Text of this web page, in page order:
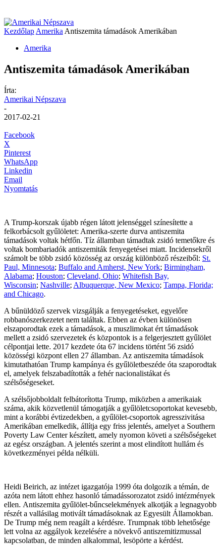
Kezdőlap Amerika Antiszemita támadások Amerikában
Amerika
Antiszemita támadások Amerikában
Írta:
Amerikai Népszava
-
2017-02-21
Facebook
X
Pinterest
WhatsApp
Linkedin
Email
Nyomtatás
A Trump-korszak újabb régen látott jelenséggel színesítette a
felkorbácsolt gyűlöletet: Amerika-szerte durva antiszemita
támadások voltak hétfőn. Tíz államban támadtak zsidó temetőkre és
voltak bombariadók antiszemiták fenyegetései miatt. Incidensekről
számolt be több zsidó közösség az ország különböző részeiből: St.
Paul, Minnesota; Buffalo and Amherst, New York; Birmingham,
Alabama; Houston; Cleveland, Ohio; Whitefish Bay,
Wisconsin; Nashville; Albuquerque, New Mexico; Tampa, Florida;
and Chicago.
A bűnüldöző szervek vizsgálják a fenyegetéseket, egyelőre
robbanószerkezetet nem találtak. Ebben az évben különösen
elszaporodtak ezek a támadások, a muszlimokat ért támadások
mellett a zsidó szervezetek és központok is a felgerjesztett gyűlölet
célpontjai lette. 2017 kezdete óta 67 incidens történt 56 zsidó
közösségi központ ellen 27 államban. Az antiszemita támadások
kimutathatóan Trump kampánya és gyűlöletbeszéde óta szaporodtak
el, amelyek felszabadították a fehér nacionalistákat és
szélsőségeseket.
A szélsőjobboldalt felbátorította Trump, miközben a amerikaiak
száma, akik közvetlenül támogatják a gyűlöletcsoportokat kevesebb,
mint a korábbi évtizedekben, a gyűlölet-csoportok agresszivitása
Amerikában emelkedik, állítja egy friss jelentés, amelyet a Southern
Poverty Law Center készített, amely nyomon követi a szélsőségeket
az egész országban. A jelentés szerint a most elindított hullám és
következményei példa nélküli.
Heidi Beirich, az intézet igazgatója 1999 óta dolgozik a témán, de
azóta nem látott ehhez hasonló támadássorozatot zsidó intézmények
ellen. Antiszemita gyűlölet-bűncselekmények alkotják a legnagyobb
részét a vallásilag motivált támadásoknak az Egyesült Államokban.
De Trump még nem reagált a kérdésre. Trumpnak több lehetősége
lett volna az aggályok kezelésére a növekvő antiszemitizmussal
kapcsolatban, de minden alkalommal, lesöpörte a kérdést.